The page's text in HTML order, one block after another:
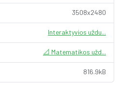
3508x2480
Interaktyvios uždu...
📐 Matematikos užd...
816.9kB